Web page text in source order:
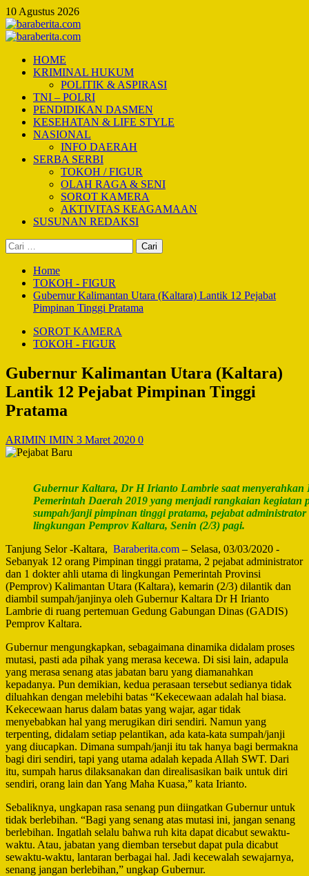
Skip
to
content
10 Agustus 2026
Primary
HOME
KRIMINAL HUKUM
POLITIK & ASPIRASI
TNI – POLRI
PENDIDIKAN DASMEN
KESEHATAN & LIFE STYLE
NASIONAL
INFO DAERAH
SERBA SERBI
TOKOH / FIGUR
OLAH RAGA & SENI
SOROT KAMERA
AKTIVITAS KEAGAMAAN
SUSUNAN REDAKSI
Cari
untuk:
Home
TOKOH - FIGUR
Gubernur Kalimantan Utara (Kaltara) Lantik 12 Pejabat
Pimpinan Tinggi Pratama
SOROT KAMERA
TOKOH - FIGUR
Gubernur Kalimantan Utara (Kaltara)
Lantik 12 Pejabat Pimpinan Tinggi
Pratama
ARIMIN IMIN 3 Maret 2020 0
Gubernur Kaltara, Dr H Irianto Lambrie saat menyerahkan
Pemerintah Daerah 2019 yang menjadi rangkaian kegiatan
sumpah/janji pimpinan tinggi pratama, pejabat
lingkungan Pemprov Kaltara, Senin (2/3) pagi.
Tanjung Selor -Kaltara, Baraberita.com – Selasa, 03/03/2020 -
Sebanyak 12 orang Pimpinan tinggi pratama, 2 pejabat administrator
dan 1 dokter ahli utama di lingkungan Pemerintah Provinsi
(Pemprov) Kalimantan Utara (Kaltara), kemarin (2/3) dilantik dan
diambil sumpah/janjinya oleh Gubernur Kaltara Dr H Irianto
Lambrie di ruang pertemuan Gedung Gabungan Dinas (GADIS)
Pemprov Kaltara.
Gubernur mengungkapkan, sebagaimana dinamika didalam proses
mutasi, pasti ada pihak yang merasa kecewa. Di sisi lain, adapula
yang merasa senang atas jabatan baru yang diamanahkan
kepadanya. Pun demikian, kedua perasaan tersebut sedianya tidak
diluahkan dengan melebihi batas “Kekecewaan adalah hal biasa.
Kekecewaan harus dalam batas yang wajar, agar tidak
menyebabkan hal yang merugikan diri sendiri. Namun yang
terpenting, didalam setiap pelantikan, ada kata-kata sumpah/janji
yang diucapkan. Dimana sumpah/janji itu tak hanya bagi bermakna
bagi diri sendiri, tapi yang utama adalah kepada Allah SWT. Dari
itu, sumpah harus dilaksanakan dan direalisasikan baik untuk diri
sendiri, orang lain dan Yang Maha Kuasa,” kata Irianto.
Sebaliknya, ungkapan rasa senang pun diingatkan Gubernur untuk
tidak berlebihan. “Bagi yang senang atas mutasi ini, jangan senang
berlebihan. Ingatlah selalu bahwa ruh kita dapat dicabut sewaktu-
waktu. Atau, jabatan yang diemban tersebut dapat pula dicabut
sewaktu-waktu, lantaran berbagai hal. Jadi kecewalah sewajarnya,
senang jangan berlebihan,” ungkap Gubernur.